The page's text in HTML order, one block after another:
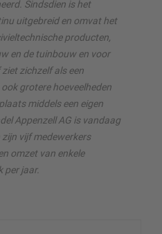
Sindsdien is het
uitgebreid en omvat het
producten,
en de tuinbouw en voor
zichzelf als een
grotere hoeveelheden
middels een eigen
Appenzell AG is vandaag
vijf medewerkers
omzet van enkele
per jaar.